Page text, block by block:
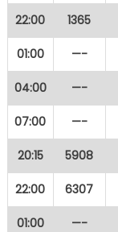
22:00 1365
01:00 —-
04:00 —-
07:00 —-
20:15 5908
22:00 6307
01:00 —-